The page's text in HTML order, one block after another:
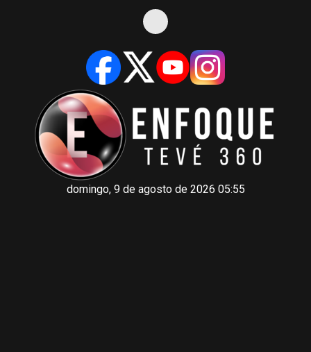
domingo, 9 de agosto de 2026 05:55